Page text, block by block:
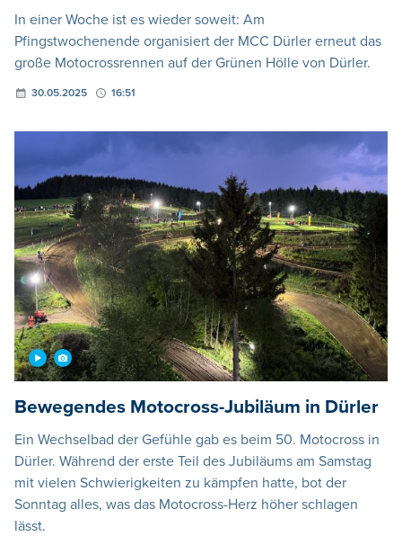
In einer Woche ist es wieder soweit: Am
Pfingstwochenende organisiert der MCC Dürler erneut das
große Motocrossrennen auf der Grünen Hölle von Dürler.
30.05.2025 16:51
Bewegendes Motocross-Jubiläum in Dürler
Ein Wechselbad der Gefühle gab es beim 50. Motocross in
Dürler. Während der erste Teil des Jubiläums am Samstag
mit vielen Schwierigkeiten zu kämpfen hatte, bot der
Sonntag alles, was das Motocross-Herz höher schlagen
lässt.